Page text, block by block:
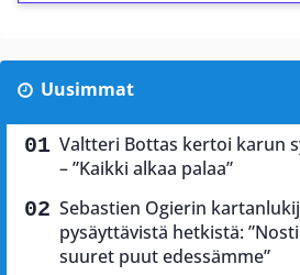
Uusimmat
Valtteri Bottas kertoi karun
– ”Kaikki alkaa palaa”
Sebastien Ogierin
pysäyttävistä hetkistä:
suuret puut edessämme”